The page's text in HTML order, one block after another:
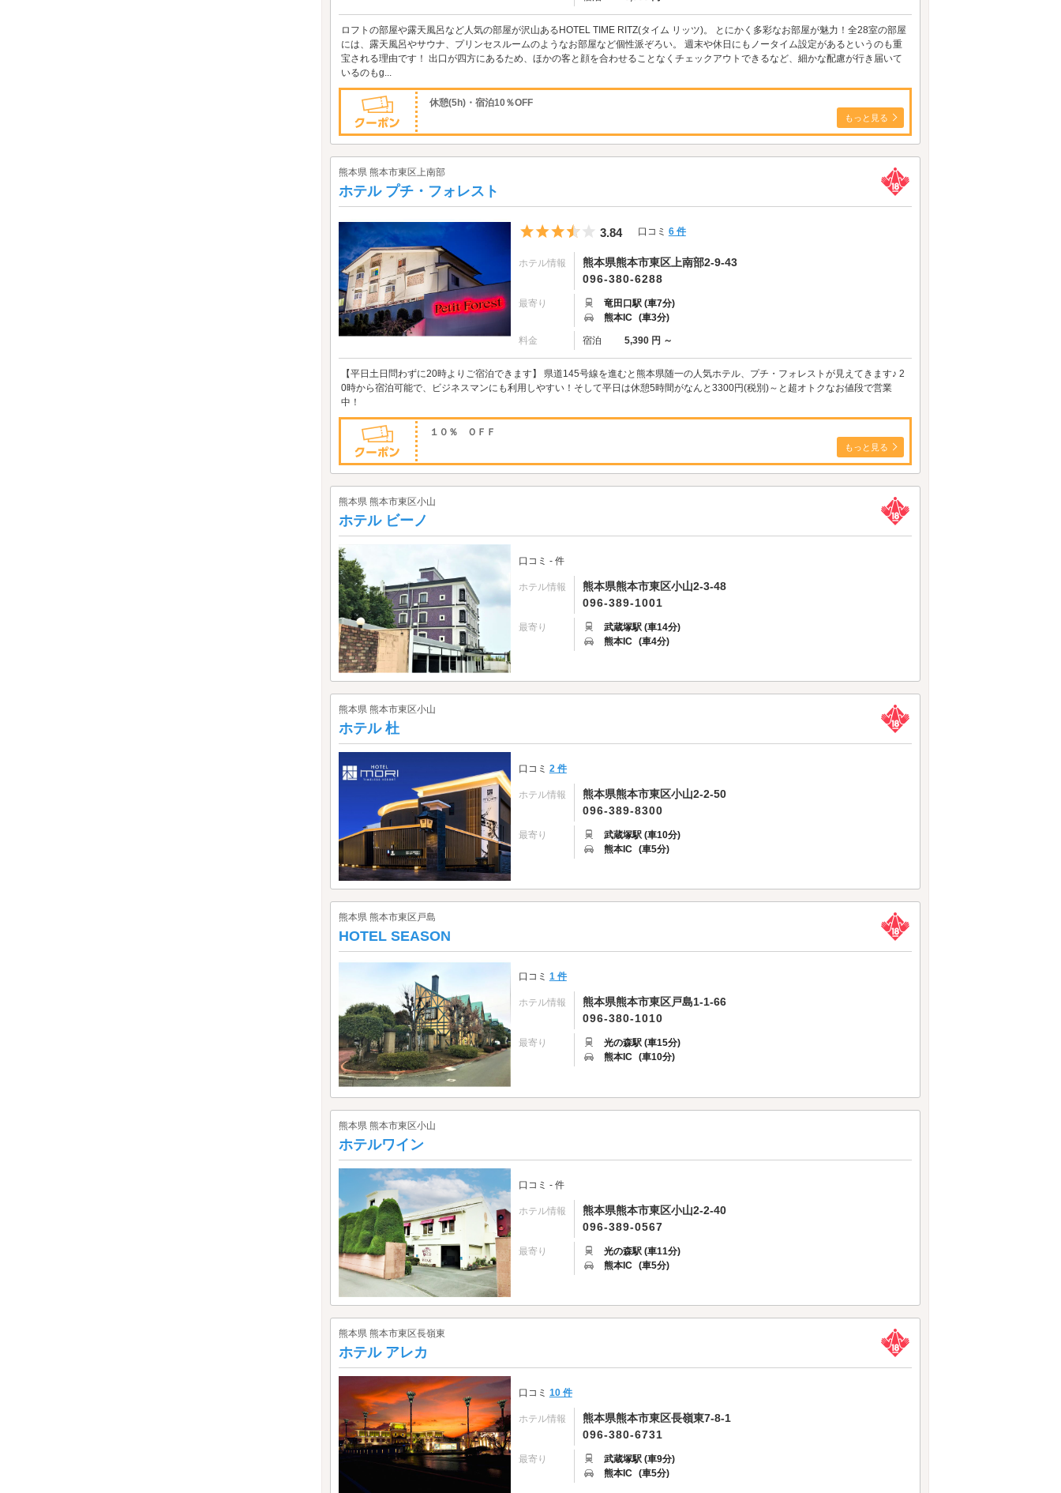
ロフトの部屋や露天風呂など人気の部屋が沢山あるHOTEL TIME RITZ(タイム リッツ)。 とにかく多彩なお部屋が魅力！全28室の部屋
には、露天風呂やサウナ、プリンセスルームのようなお部屋など個性派ぞろい。 週末や休日にもノータイム設定があるというのも重
宝される理由です！ 出口が四方にあるため、ほかの客と顔を合わせることなくチェックアウトできるなど、細かな配慮が行き届いて
いるのもg...
休憩(5h)・宿泊10％OFF
もっと見る
熊本県 熊本市東区上南部
ホテル プチ・フォレスト
5つ星のうち3.5
3.84 口コミ 6 件
ホテル情報
熊本県熊本市東区上南部2-9-43
096-380-6288
最寄り
竜田口駅 (車7分)
熊本IC (車3分)
料金 宿泊 5,390 円 ～
【平日土日問わずに20時よりご宿泊できます】 県道145号線を進むと熊本県随一の人気ホテル、プチ・フォレストが見えてきます♪ 2
0時から宿泊可能で、ビジネスマンにも利用しやすい！そして平日は休憩5時間がなんと3300円(税別)～と超オトクなお値段で営業
中！
１０％ ＯＦＦ
もっと見る
熊本県 熊本市東区小山
ホテル ビーノ
口コミ - 件
ホテル情報
熊本県熊本市東区小山2-3-48
096-389-1001
最寄り
武蔵塚駅 (車14分)
熊本IC (車4分)
熊本県 熊本市東区小山
ホテル 杜
口コミ 2 件
ホテル情報
熊本県熊本市東区小山2-2-50
096-389-8300
最寄り
武蔵塚駅 (車10分)
熊本IC (車5分)
熊本県 熊本市東区戸島
HOTEL SEASON
口コミ 1 件
ホテル情報
熊本県熊本市東区戸島1-1-66
096-380-1010
最寄り
光の森駅 (車15分)
熊本IC (車10分)
熊本県 熊本市東区小山
ホテルワイン
口コミ - 件
ホテル情報
熊本県熊本市東区小山2-2-40
096-389-0567
最寄り
光の森駅 (車11分)
熊本IC (車5分)
熊本県 熊本市東区長嶺東
ホテル アレカ
口コミ 10 件
ホテル情報
熊本県熊本市東区長嶺東7-8-1
096-380-6731
最寄り
武蔵塚駅 (車9分)
熊本IC (車5分)